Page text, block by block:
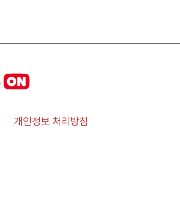
개인정보 처리방침